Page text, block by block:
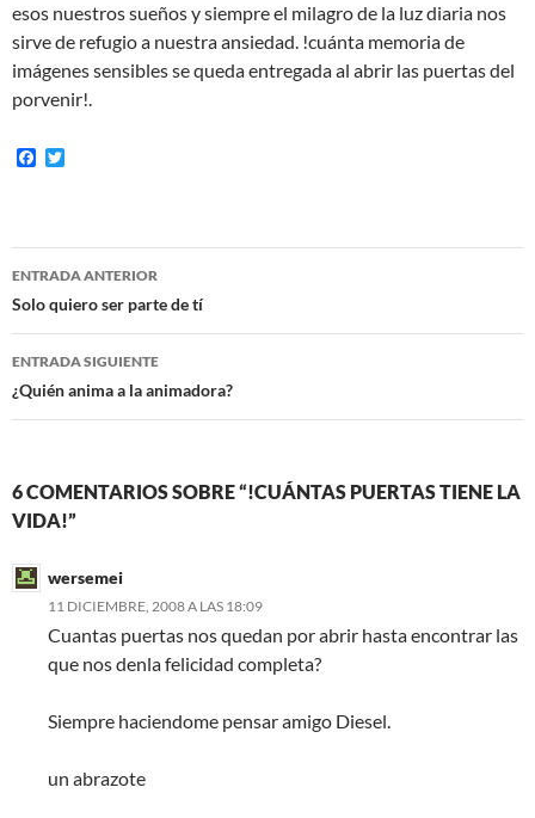
esos nuestros sueños y siempre el milagro de la luz diaria nos
sirve de refugio a nuestra ansiedad. !cuánta memoria de
imágenes sensibles se queda entregada al abrir las puertas del
porvenir!.
F
o
o
e
r
Navegación
de
entradas
ENTRADA ANTERIOR
Solo quiero ser parte de tí
ENTRADA SIGUIENTE
¿Quién anima a la animadora?
6 COMENTARIOS SOBRE “!CUÁNTAS PUERTAS TIENE LA
VIDA!”
wersemei
11 DICIEMBRE, 2008 A LAS 18:09
Cuantas puertas nos quedan por abrir hasta encontrar las
que nos denla felicidad completa?
Siempre haciendome pensar amigo Diesel.
un abrazote